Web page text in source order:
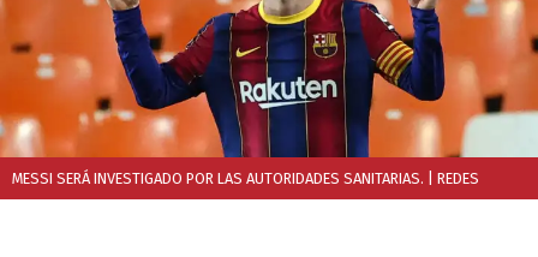
MESSI SERÁ INVESTIGADO POR LAS AUTORIDADES SANITARIAS. | REDES